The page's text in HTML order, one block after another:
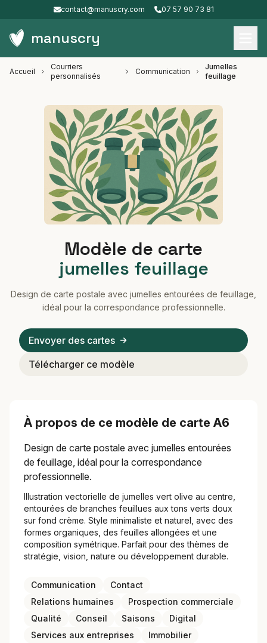
contact@manuscry.com 07 57 90 73 81
manuscry
Accueil
Courriers
personnalisés
Communication
Jumelles
feuillage
Modèle de carte
jumelles feuillage
Design de carte postale avec jumelles entourées de feuillage,
idéal pour la correspondance professionnelle.
Envoyer des cartes
Télécharger ce modèle
À propos de ce modèle de carte A6
Design de carte postale avec jumelles entourées
de feuillage, idéal pour la correspondance
professionnelle.
Illustration vectorielle de jumelles vert olive au centre,
entourées de branches feuillues aux tons verts doux
sur fond crème. Style minimaliste et naturel, avec des
formes organiques, des feuilles allongées et une
composition symétrique. Parfait pour des thèmes de
stratégie, vision, nature ou développement durable.
Communication
Contact
Relations humaines
Prospection commerciale
Qualité
Conseil Saisons
Digital
Services aux entreprises
Immobilier